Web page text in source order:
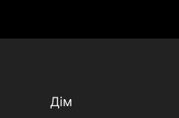
Дім